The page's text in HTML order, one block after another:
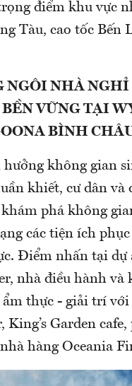
điểm khu vực
Tàu, cao tốc Bến
NGÔI NHÀ NGHỈ
VỮNG TẠI
BÌNH
không gian
khiết, cư dân và
phá không
các tiện ích
Điểm nhấn tại dự
nhà điều hành và
thực - giải trí
King’s Garden
hàng Oceania